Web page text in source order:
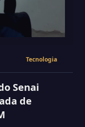
Tecnologia
de